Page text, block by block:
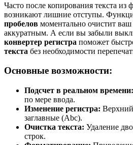
Часто после копирования текста из
возникают лишние отступы.
пробелов моментально очистит ваш
аккуратным. А если вы забыли
конвертер регистра поможет
текста без необходимости
Основные возможности:
Подсчет в реальном времени:
по мере ввода.
Изменение регистра:
заглавные (Abc).
Очистка текста: Удаление
строк.